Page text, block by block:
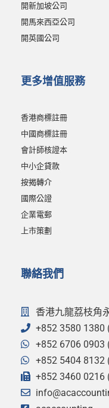
開新加坡公司
開馬來西亞公司
開英國公司
更多增值服務
香港商標註冊
中國商標註冊
會計師核證本
中小企貸款
按揭轉介
國際公證
企業電郵
上市策劃
聯絡我們
香港九龍荔枝角
+852 3580 1380
+852 6706 0903
+852 5404 8132
+852 3460 0216